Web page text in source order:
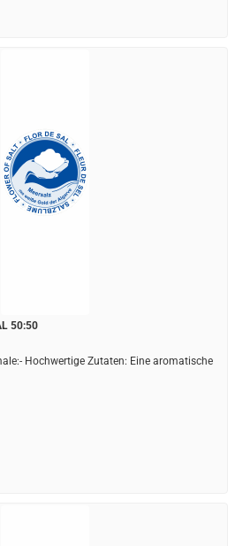
50:50
Hochwertige Zutaten: Eine aromatische